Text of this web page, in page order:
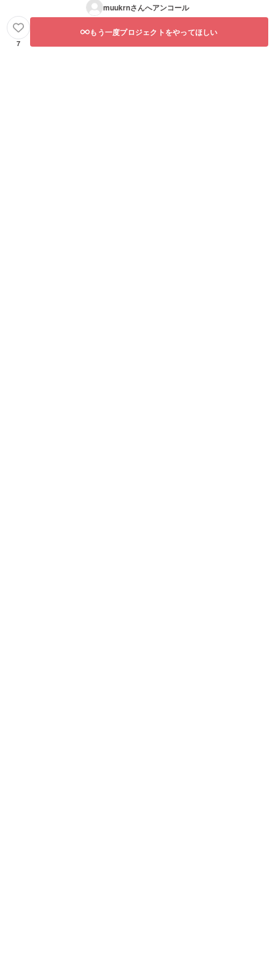
muukrnさんへアンコール
7
もう一度プロジェクトをやってほしい